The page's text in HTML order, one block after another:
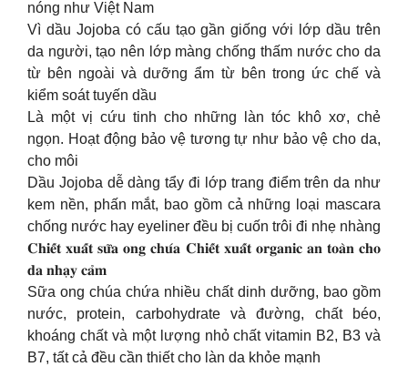
nóng như Việt Nam
Vì dầu Jojoba có cấu tạo gần giống với lớp dầu trên
da người, tạo nên lớp màng chống thấm nước cho da
từ bên ngoài và dưỡng ẩm từ bên trong ức chế và
kiểm soát tuyến dầu
Là một vị cứu tinh cho những làn tóc khô xơ, chẻ
ngọn. Hoạt động bảo vệ tương tự như bảo vệ cho da,
cho môi
Dầu Jojoba dễ dàng tẩy đi lớp trang điểm trên da như
kem nền, phấn mắt, bao gồm cả những loại mascara
chống nước hay eyeliner đều bị cuốn trôi đi nhẹ nhàng
𝐂𝐡𝐢𝐞̂́𝐭 𝐱𝐮𝐚̂́𝐭 𝐬𝐮̛̃𝐚 𝐨𝐧𝐠 𝐜𝐡𝐮́𝐚 𝐂𝐡𝐢𝐞̂́𝐭 𝐱𝐮𝐚̂́𝐭 𝐨𝐫𝐠𝐚𝐧𝐢𝐜 𝐚𝐧 𝐭𝐨𝐚̀𝐧 𝐜𝐡𝐨
𝐝𝐚 𝐧𝐡𝐚̣𝐲 𝐜𝐚̉𝐦
Sữa ong chúa chứa nhiều chất dinh dưỡng, bao gồm
nước, protein, carbohydrate và đường, chất béo,
khoáng chất và một lượng nhỏ chất vitamin B2, B3 và
B7, tất cả đều cần thiết cho làn da khỏe mạnh